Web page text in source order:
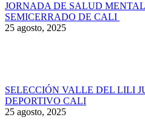
JORNADA DE SALUD
SEMICERRADO DE CALI
25 agosto, 2025
SELECCIÓN VALLE DEL LILI
DEPORTIVO CALI
25 agosto, 2025